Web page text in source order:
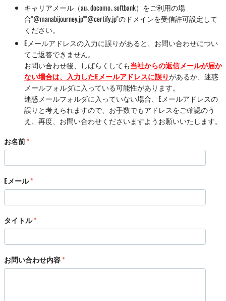
キャリアメール（au､docomo､softbank）をご利用の場
合"@manabijourney.jp""@certify.jp"のドメインを受信許可設定して
ください。
Eメールアドレスの入力に誤りがあると、お問い合わせについ
てご返答できません。
お問い合わせ後、しばらくしても当社からの返信メールが届か
ない場合は、入力したEメールアドレスに誤りがあるか、迷惑
メールフォルダに入っている可能性があります。
迷惑メールフォルダに入っていない場合、Eメールアドレスの
誤りと考えられますので、お手数でもアドレスをご確認のう
え、再度、お問い合わせくださいますようお願いいたします。
お名前
Eメール
タイトル
お問い合わせ内容